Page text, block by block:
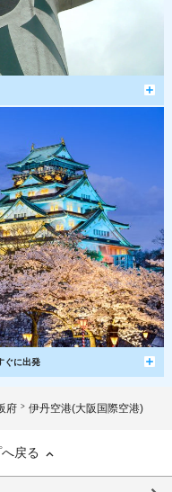
ぐに出発
府 伊丹空港(大阪国際空港)
戻る